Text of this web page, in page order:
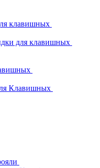
клавишных
для клавишных
Клавишных